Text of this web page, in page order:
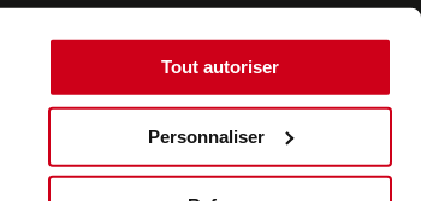
Tout autoriser
Personnaliser
©2022 - SurplusAuto - Réalisation : datasolution.fr